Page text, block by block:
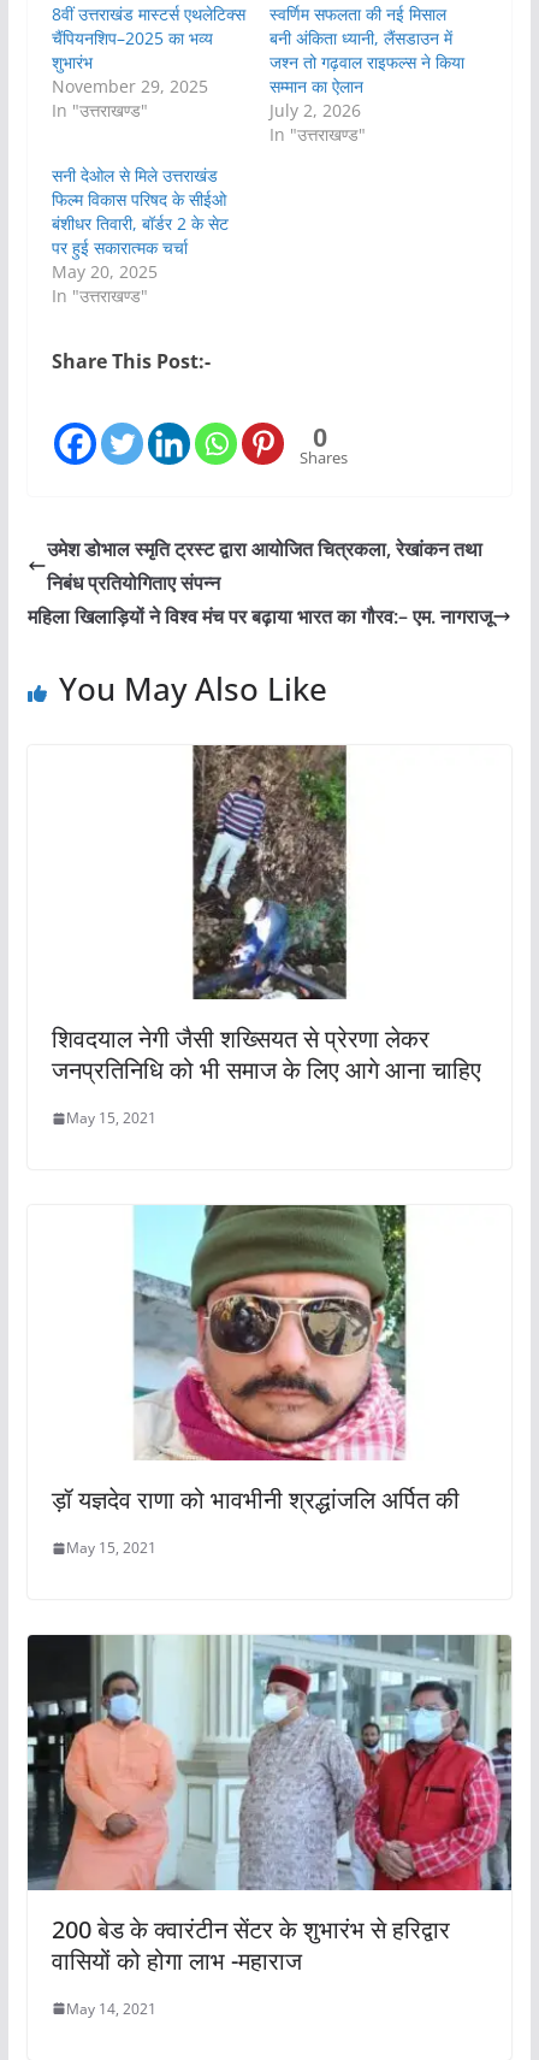
8वीं उत्तराखंड मास्टर्स एथलेटिक्स
चैंपियनशिप–2025 का भव्य
शुभारंभ
November 29, 2025
In "उत्तराखण्ड"
स्वर्णिम सफलता की नई मिसाल
बनी अंकिता ध्यानी, लैंसडाउन में
जश्न तो गढ़वाल राइफल्स ने किया
सम्मान का ऐलान
July 2, 2026
In "उत्तराखण्ड"
सनी देओल से मिले उत्तराखंड
फिल्म विकास परिषद के सीईओ
बंशीधर तिवारी, बॉर्डर 2 के सेट
पर हुई सकारात्मक चर्चा
May 20, 2025
In "उत्तराखण्ड"
Share This Post:-
0
Shares
उमेश डोभाल स्मृति ट्रस्ट द्वारा आयोजित चित्रकला, रेखांकन तथा
निबंध प्रतियोगिताए संपन्न
महिला खिलाड़ियों ने विश्व मंच पर बढ़ाया भारत का गौरव:– एम. नागराजू
You May Also Like
शिवदयाल नेगी जैसी शख्सियत से प्रेरणा लेकर
जनप्रतिनिधि को भी समाज के लिए आगे आना चाहिए
May 15, 2021
ड़ॉ यज्ञदेव राणा को भावभीनी श्रद्धांजलि अर्पित की
May 15, 2021
200 बेड के क्वारंटीन सेंटर के शुभारंभ से हरिद्वार
वासियों को होगा लाभ -महाराज
May 14, 2021